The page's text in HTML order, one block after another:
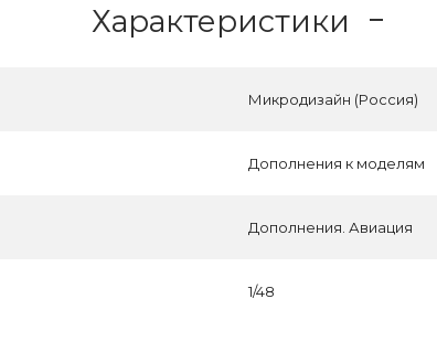
Характеристики
Микродизайн (Россия)
Дополнения к моделям
Дополнения. Авиация
1/48